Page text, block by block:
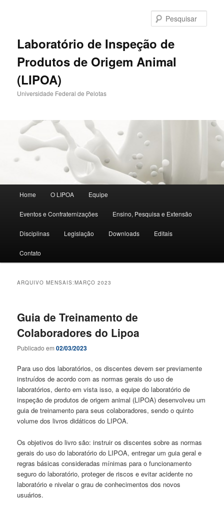
principal
secundárioLaboratório de Inspeção de
Produtos de Origem Animal
(LIPOA)
Universidade Federal de Pelotas
principal
Home O LIPOA Equipe
Eventos e Confraternizações Ensino, Pesquisa e Extensão
Disciplinas Legislação Downloads Editais
Contato
ARQUIVO MENSAIS:MARÇO 2023
Guia de Treinamento de
Colaboradores do Lipoa
Publicado em02/03/2023
Para uso dos laboratórios, os discentes devem ser previamente
instruídos de acordo com as normas gerais do uso de
laboratórios, dento em vista isso, a equipe do laboratório de
inspeção de produtos de origem animal (LIPOA) desenvolveu um
guia de treinamento para seus colaboradores, sendo o quinto
volume dos livros didáticos do LIPOA.
Os objetivos do livro são: instruir os discentes sobre as normas
gerais do uso do laboratório do LIPOA, entregar um guia geral e
regras básicas consideradas mínimas para o funcionamento
seguro do laboratório, proteger de riscos e evitar acidente no
laboratório e nivelar o grau de conhecimentos dos novos
usuários.